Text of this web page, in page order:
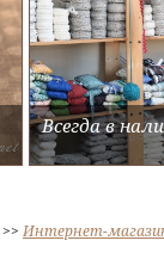
Всегда в
>> Интернет-